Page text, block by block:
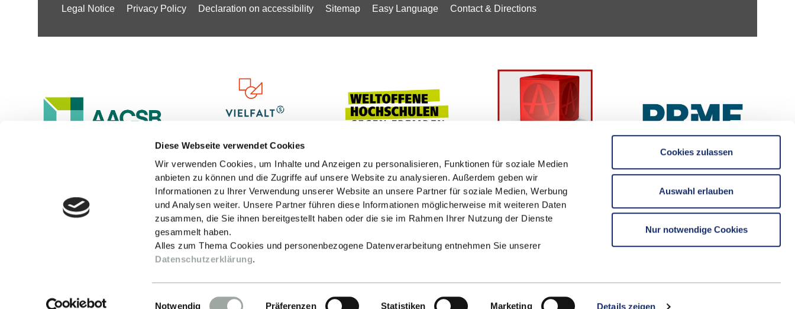
Diese Webseite verwendet Cookies
Wir verwenden Cookies, um Inhalte und Anzeigen zu personalisieren, Funktionen für soziale Medien
anbieten zu können und die Zugriffe auf unsere Website zu analysieren. Außerdem geben wir
Informationen zu Ihrer Verwendung unserer Website an unsere Partner für soziale Medien, Werbung
und Analysen weiter. Unsere Partner führen diese Informationen möglicherweise mit weiteren Daten
zusammen, die Sie ihnen bereitgestellt haben oder die sie im Rahmen Ihrer Nutzung der Dienste
gesammelt haben.
Alles zum Thema Cookies und personenbezogene Datenverarbeitung entnehmen Sie unserer
Datenschutzerklärung.
Einwilligungsauswahl
Notwendig Präferenzen Statistiken Marketing Details zeigen
Cookies zulassen
Auswahl erlauben
Nur notwendige Cookies
Legal Notice Privacy Policy Declaration on accessibility Sitemap Easy Language Contact & Directions